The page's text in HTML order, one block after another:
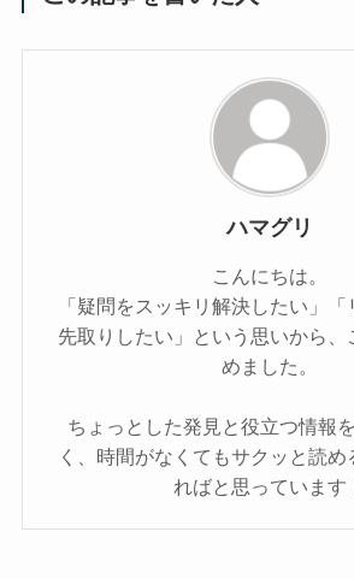
ハマグリ
こんにちは。
「疑問をスッキリ解決したい」
先取りしたい」という思いから、
めました。
ちょっとした発見と役立つ情報
く、時間がなくてもサクッと読め
ればと思っています